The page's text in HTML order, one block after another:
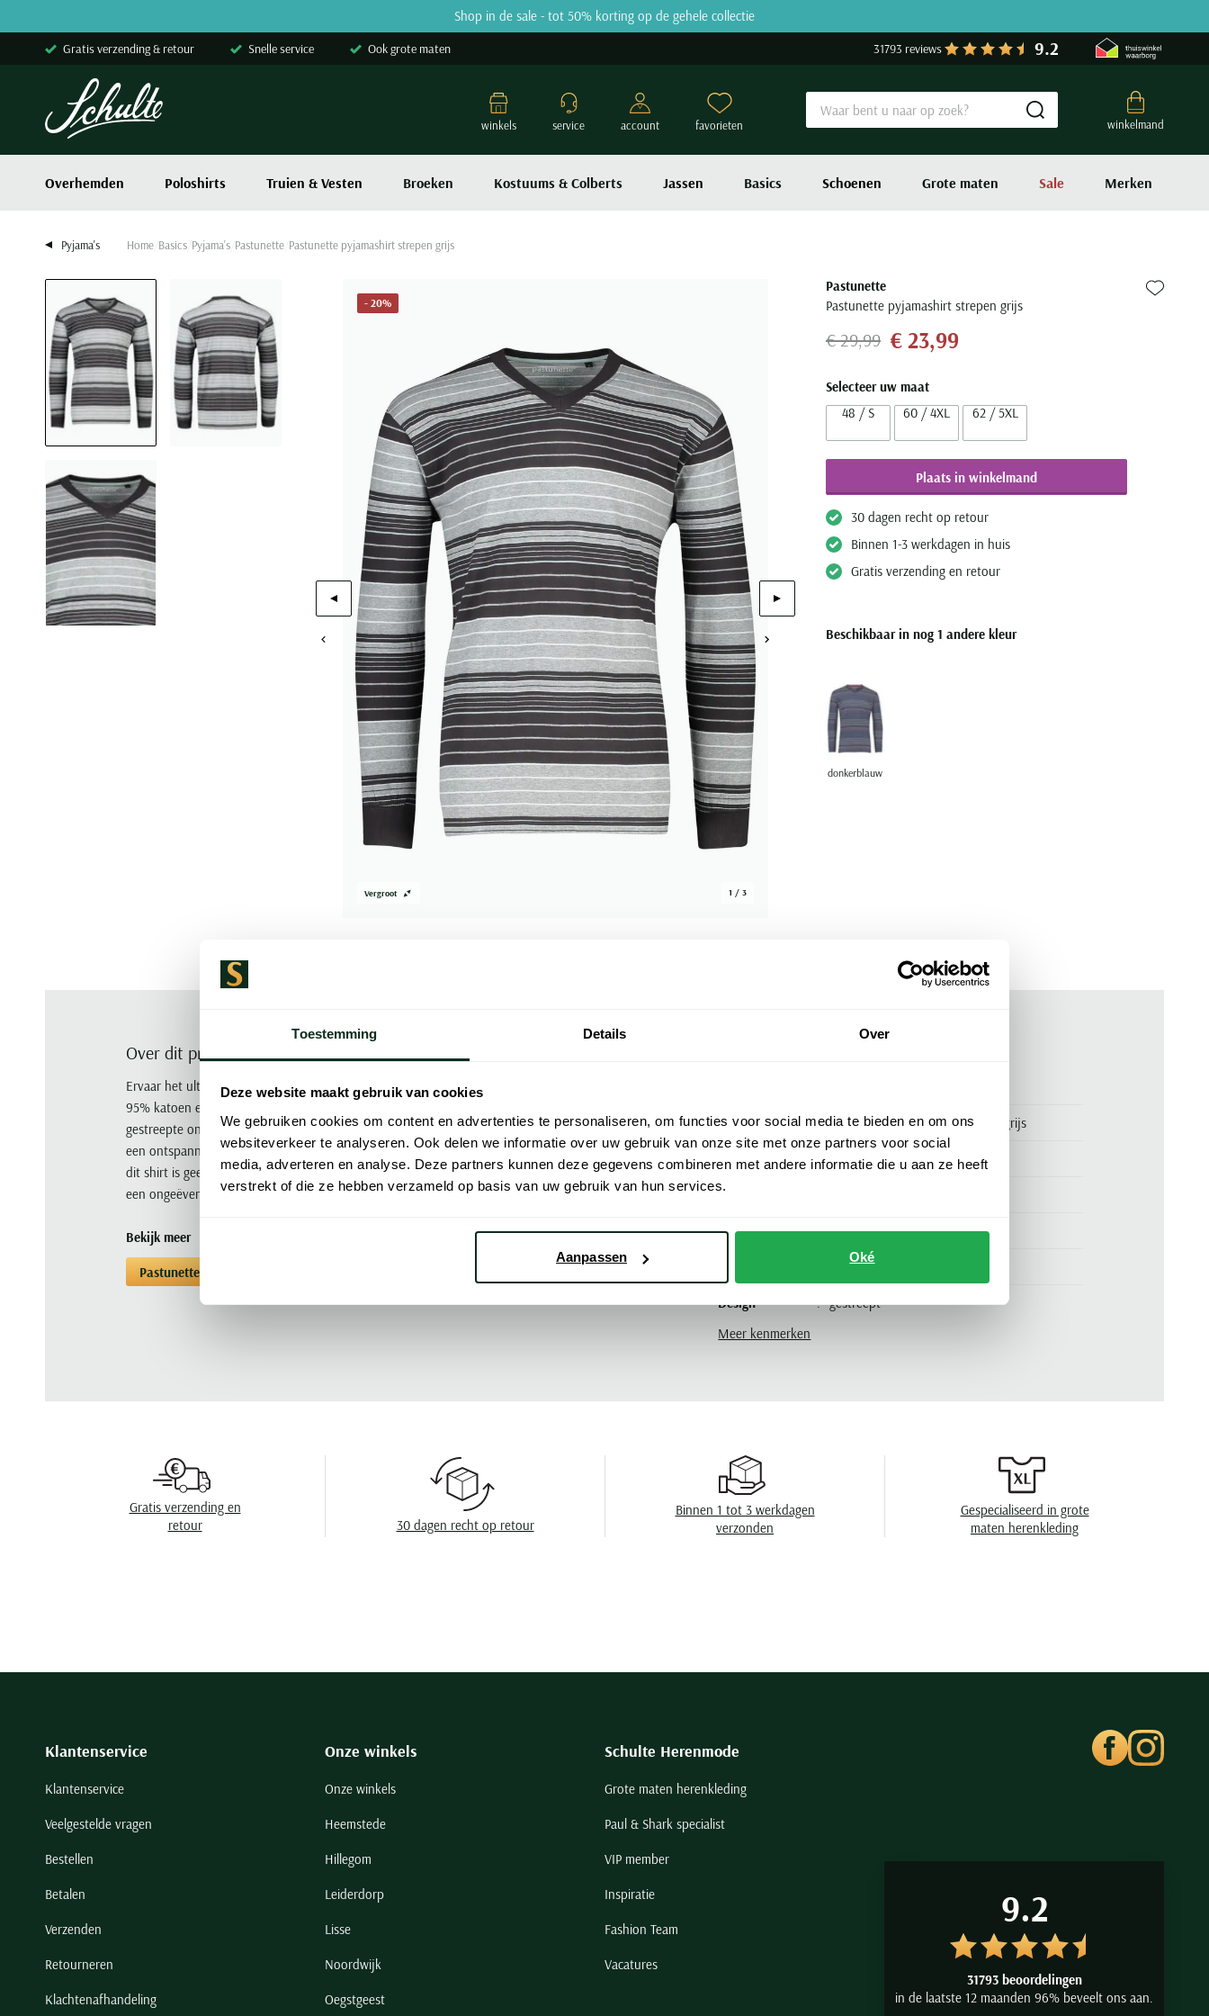
Toestemming Details Over
Deze website maakt gebruik van cookies
We gebruiken cookies om content en advertenties te personaliseren, om functies voor social media te bieden en om ons
websiteverkeer te analyseren. Ook delen we informatie over uw gebruik van onze site met onze partners voor social
media, adverteren en analyse. Deze partners kunnen deze gegevens combineren met andere informatie die u aan ze heeft
verstrekt of die ze hebben verzameld op basis van uw gebruik van hun services.
Aanpassen Oké
Shop in de sale - tot 50% korting op de gehele collectie
Gratis verzending & retour Snelle service Ook grote maten 31793 reviews 9.2
winkelmand
Submit search
Overhemden Poloshirts Truien & Vesten Broeken Kostuums & Colberts Jassen Basics Schoenen Grote maten Sale Merken
winkels service account favorieten
Pyjama's Home Basics Pyjama's Pastunette Pastunette pyjamashirt strepen grijs
Vergroot 1 / 3
- 20%
Pastunette
Pastunette pyjamashirt strepen grijs
Zet bij
€ 29,99 € 23,99
Selecteer uw maat
48 / S
60 / 4XL 62 / 5XL
Plaats in winkelmand
30 dagen recht op retour
Binnen 1-3 werkdagen in huis
Gratis verzending en retour
Beschikbaar in nog 1 andere kleur
donkerblauw
Over dit product
Ervaar het ultieme comfort van het Pastunette pyjamashirt met grijze strepen. Gemaakt van
95% katoen en 5% polyester biedt dit shirt een luchtige en lichte draagervaring. Het stijlvolle
gestreepte ontwerp in een rustgevende grijstint maakt dit pyjamashirt de perfecte keuze voor
een ontspannen nachtrust. De kwaliteit en het comfort van Pastunette zijn ongeëvenaard en
dit shirt is geen uitzondering. Voeg dit essentiële stuk toe aan uw nachtkledingcollectie voor
een ongeëvenaarde nachtrust. Bestel nu en ervaar het verschil.
Bekijk meer
Pastunette
Naam Pastunette pyjamashirt strepen grijs
Merk Pastunette
Materiaal
Kleur grijs
4399-622-2/-919
Design
gestreept
Meer kenmerken
Gratis verzending en
retour
30 dagen recht op retour
Binnen 1 tot 3 werkdagen
verzonden
Gespecialiseerd in grote
maten herenkleding
Klantenservice
Klantenservice
Veelgestelde vragen
Bestellen
Betalen
Verzenden
Retourneren
Klachtenafhandeling
Onze winkels
Onze winkels
Heemstede
Hillegom
Leiderdorp
Lisse
Noordwijk
Oegstgeest
Schulte Herenmode
Grote maten herenkleding
Paul & Shark specialist
VIP member
Inspiratie
Fashion Team
Vacatures
9.2
31793 beoordelingen
in de laatste 12 maanden 96% beveelt ons aan.